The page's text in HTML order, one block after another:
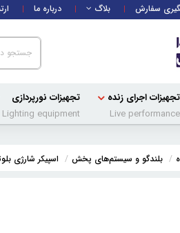
سفارش بلاگ درباره ما
تجهیزات اجرای زنده
Live performance
تجهیزات نورپردازی
Lighting equipment
بلندگو و سیستم‌های پخش اسپیکر شارژی